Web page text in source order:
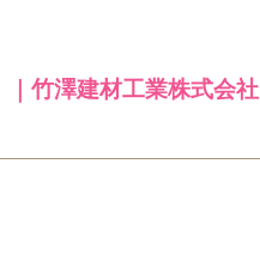
竹澤建材工業株式会社